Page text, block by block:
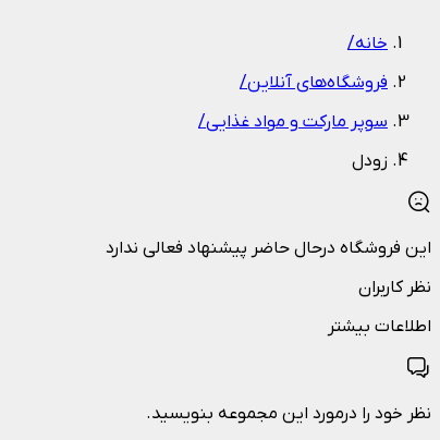
خانه/
فروشگاه‌های آنلاین/
سوپر مارکت و مواد غذایی/
زودل
این فروشگاه درحال حاضر پیشنهاد فعالی ندارد
نظر کاربران
اطلاعات بیشتر
نظر خود را درمورد این مجموعه بنویسید.